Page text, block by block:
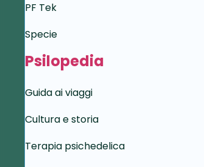
PF Tek
Specie
Psilopedia
Guida ai viaggi
Cultura e storia
Terapia psichedelica